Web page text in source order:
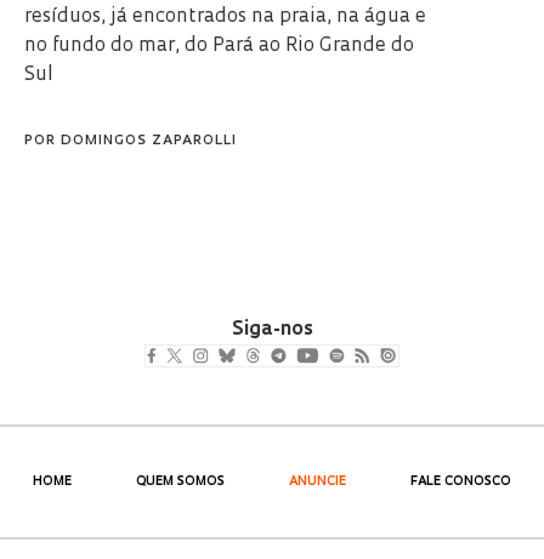
resíduos, já encontrados na praia, na água e
no fundo do mar, do Pará ao Rio Grande do
Sul
POR DOMINGOS ZAPAROLLI
Siga-nos
HOME QUEM SOMOS ANUNCIE FALE CONOSCO